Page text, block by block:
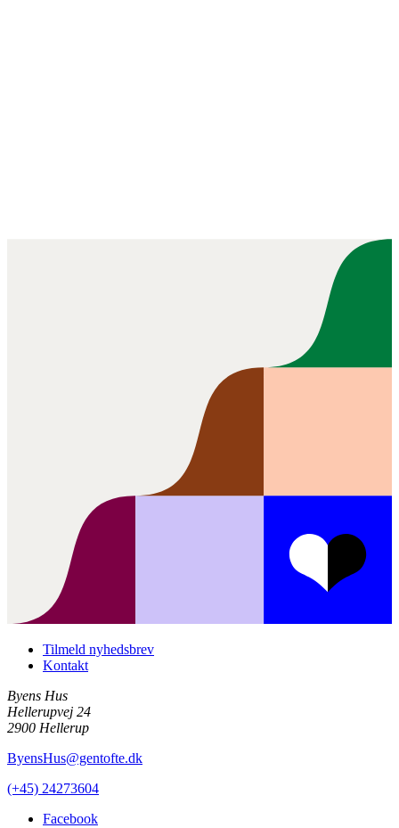
Tilmeld nyhedsbrev
Kontakt
Byens Hus
Hellerupvej 24
2900 Hellerup
ByensHus@gentofte.dk
(+45) 24273604
Facebook